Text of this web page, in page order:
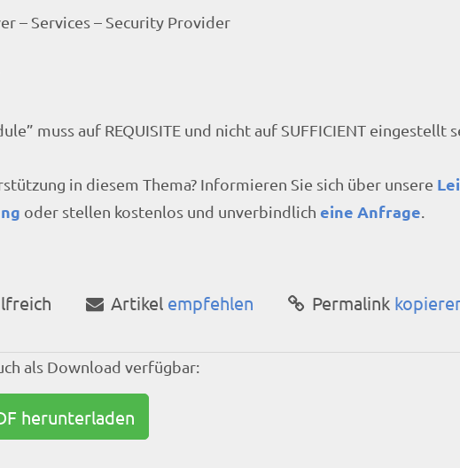
– Services – Security Provider
muss auf REQUISITE und nicht auf SUFFICIENT eingestellt
in diesem Thema? Informieren Sie sich über unsere
oder stellen kostenlos und unverbindlich eine Anfrage
Artikel empfehlen Permalink
als Download verfügbar:
herunterladen